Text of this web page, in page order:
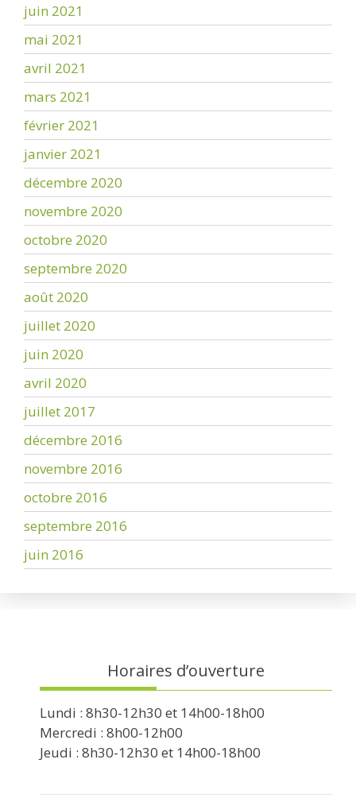
juin 2021
mai 2021
avril 2021
mars 2021
février 2021
janvier 2021
décembre 2020
novembre 2020
octobre 2020
septembre 2020
août 2020
juillet 2020
juin 2020
avril 2020
juillet 2017
décembre 2016
novembre 2016
octobre 2016
septembre 2016
juin 2016
Horaires d’ouverture
Lundi : 8h30-12h30 et 14h00-18h00
Mercredi : 8h00-12h00
Jeudi : 8h30-12h30 et 14h00-18h00